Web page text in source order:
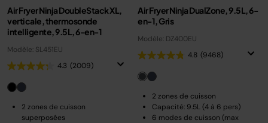
Air Fryer Ninja DoubleStack XL,
verticale, thermosonde
intelligente, 9.5L, 6-en-1
Modèle: SL451EU
4.3 (2009)
2 zones de cuisson
superposées
Air Fryer Ninja DualZone, 9.5L, 6-
en-1, Gris
Modèle: DZ400EU
4.8 (9468)
2 zones de cuisson
Capacité: 9.5L (4 à 6 pers)
6 modes de cuisson (max